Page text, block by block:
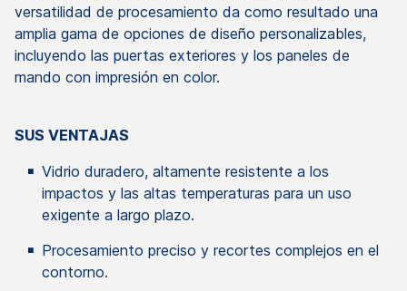
versatilidad de procesamiento da como resultado una
amplia gama de opciones de diseño personalizables,
incluyendo las puertas exteriores y los paneles de
mando con impresión en color.
SUS VENTAJAS
Vidrio duradero, altamente resistente a los
impactos y las altas temperaturas para un uso
exigente a largo plazo.
Procesamiento preciso y recortes complejos en el
contorno.